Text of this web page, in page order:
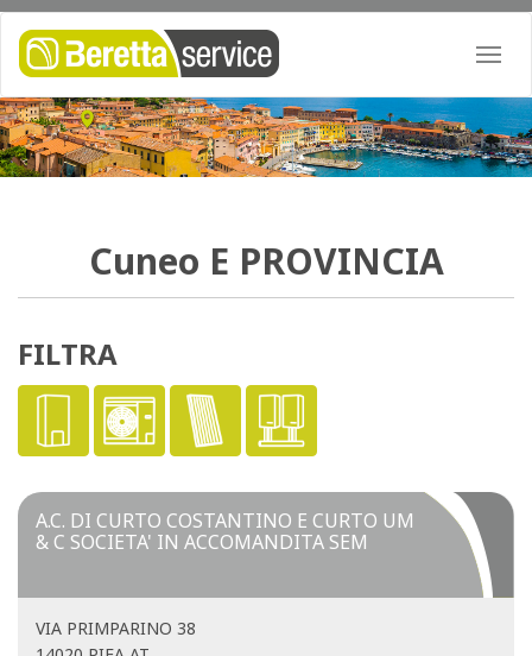
Cuneo E PROVINCIA
FILTRA
A.C. DI CURTO COSTANTINO E CURTO UM
& C SOCIETA' IN ACCOMANDITA SEM
VIA PRIMPARINO 38